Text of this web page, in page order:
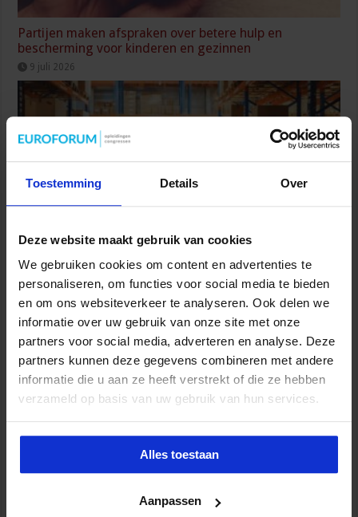
Toestemming Details Over
Deze website maakt gebruik van cookies
We gebruiken cookies om content en advertenties te
personaliseren, om functies voor social media te bieden
en om ons websiteverkeer te analyseren. Ook delen we
informatie over uw gebruik van onze site met onze
partners voor social media, adverteren en analyse. Deze
partners kunnen deze gegevens combineren met andere
informatie die u aan ze heeft verstrekt of die ze hebben
verzameld op basis van uw gebruik van hun services.
Alles toestaan
Aanpassen
Partijen maken afspraken over betere hulp en
bescherming voor kinderen en gezinnen
9 juli 2026
Wijziging Arbobesluit voor invulling dossiers bij
arbeidsongevallen
8 juli 2026
Kabinet werkt aan verbetering aanpak van geweld